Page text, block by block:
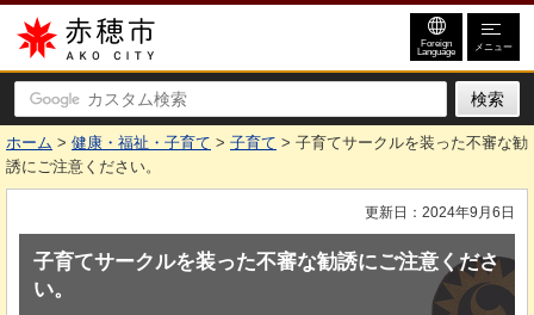
赤穂市
Foreign
Language メニュー
ホーム > 健康・福祉・子育て > 子育て > 子育てサークルを装った不審な勧
誘にご注意ください。
更新日：2024年9月6日
子育てサークルを装った不審な勧誘にご注意くださ
い。